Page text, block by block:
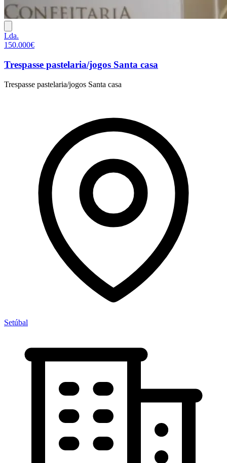
Lda.
150.000€
Trespasse pastelaria/jogos Santa casa
Trespasse pastelaria/jogos Santa casa
Setúbal